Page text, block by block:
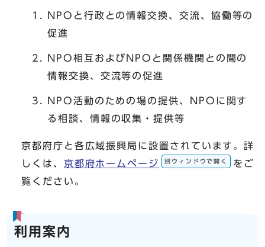
NPOと行政との情報交換、交流、協働等の
促進
NPO相互およびNPOと関係機関との間の
情報交換、交流等の促進
NPO活動のための場の提供、NPOに関す
る相談、情報の収集・提供等
京都府庁と各広域振興局に設置されています。詳
しくは、 京都府ホームページ 別ウィンドウで開く
をご
覧ください。
利用案内